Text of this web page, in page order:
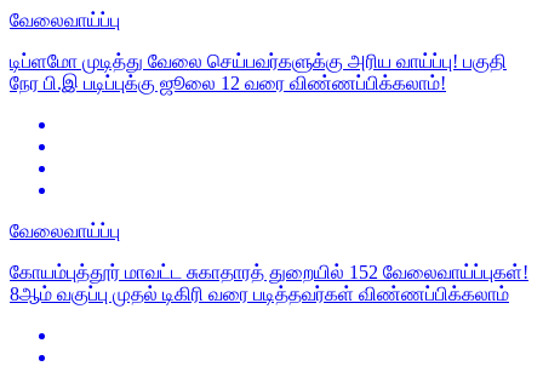
வேலைவாய்ப்பு
டிப்ளமோ முடித்து வேலை செய்பவர்களுக்கு அரிய வாய்ப்பு! பகுதி
நேர பி.இ படிப்புக்கு ஜூலை 12 வரை விண்ணப்பிக்கலாம்!
வேலைவாய்ப்பு
கோயம்புத்தூர் மாவட்ட சுகாதாரத் துறையில் 152 வேலைவாய்ப்புகள்!
8ஆம் வகுப்பு முதல் டிகிரி வரை படித்தவர்கள் விண்ணப்பிக்கலாம்